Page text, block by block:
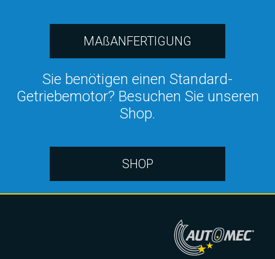
MAßANFERTIGUNG
Sie benötigen einen Standard-
Getriebemotor? Besuchen Sie unseren
Shop.
SHOP